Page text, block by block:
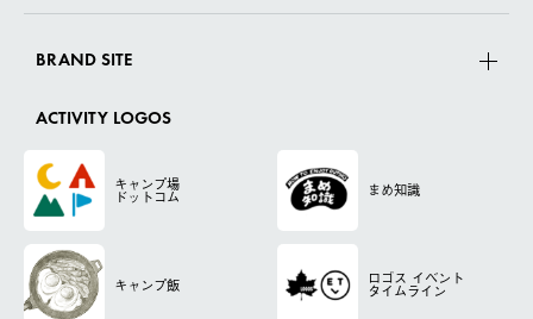
BRAND SITE
ACTIVITY LOGOS
キャンプ場
ドットコム まめ知識
キャンプ飯 ロゴス イベント
タイムライン